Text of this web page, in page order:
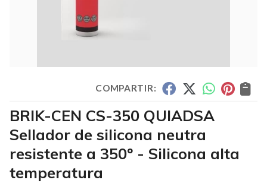
COMPARTIR:
BRIK-CEN CS-350 QUIADSA
Sellador de silicona neutra
resistente a 350º - Silicona alta
temperatura